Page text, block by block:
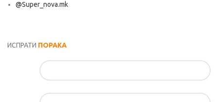
@Super_nova.mk
ИСПРАТИ ПОРАКА